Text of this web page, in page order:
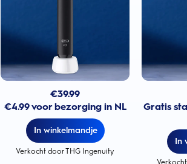
€39.99
€4.99 voor bezorging in NL
In winkelmandje
Verkocht door THG Ingenuity
Gratis
In